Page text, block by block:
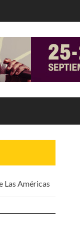
2026
Las Américas